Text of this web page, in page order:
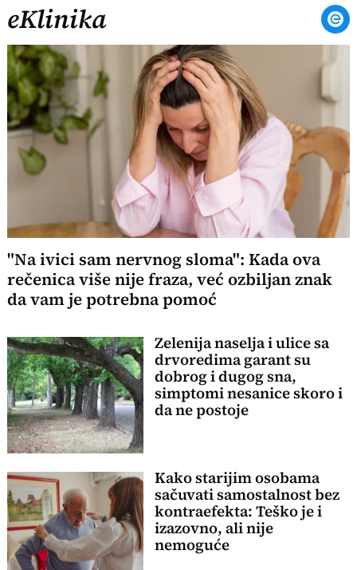
eKlinika
"Na ivici sam nervnog sloma": Kada ova
rečenica više nije fraza, već ozbiljan znak
da vam je potrebna pomoć
Zelenija naselja i ulice sa
drvoredima garant su
dobrog i dugog sna,
simptomi nesanice skoro i
da ne postoje
Kako starijim osobama
sačuvati samostalnost bez
kontraefekta: Teško je i
izazovno, ali nije
nemoguće